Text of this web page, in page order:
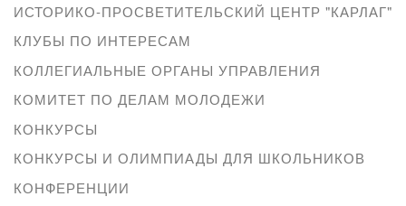
ИСТОРИКО-ПРОСВЕТИТЕЛЬСКИЙ ЦЕНТР "КАРЛАГ"
КЛУБЫ ПО ИНТЕРЕСАМ
КОЛЛЕГИАЛЬНЫЕ ОРГАНЫ УПРАВЛЕНИЯ
КОМИТЕТ ПО ДЕЛАМ МОЛОДЕЖИ
КОНКУРСЫ
КОНКУРСЫ И ОЛИМПИАДЫ ДЛЯ ШКОЛЬНИКОВ
КОНФЕРЕНЦИИ